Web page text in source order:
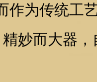
作为传统工
妙而大器